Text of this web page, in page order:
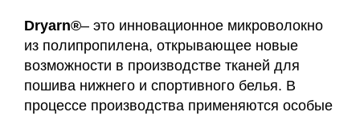
Dryarn®– это инновационное микроволокно
из полипропилена, открывающее новые
возможности в производстве тканей для
пошива нижнего и спортивного белья. В
процессе производства применяются особые